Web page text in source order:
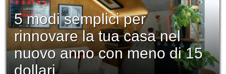
5 modi semplici per
rinnovare la tua casa nel
nuovo anno con meno di 15
dollari